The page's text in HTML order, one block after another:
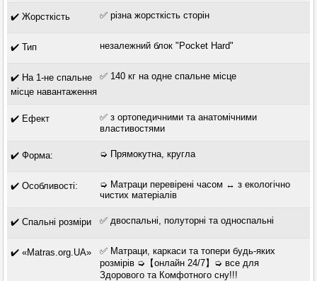
✔️ Жорсткість ✅ різна жорсткість сторін
✔️ Тип незалежний блок "Pocket Hard"
✔️ На 1-не спальне
місце навантаження
✅ 140 кг на одне спальне місце
✔️ Ефект
✅ з ортопедичними та анатомічними
властивостями
✔️ Форма: ➭ Прямокутна, кругла
✔️ Особливості:
➭ Матраци перевірені часом ↔ з екологічно
чистих матеріалів
✔️ Спальні розміри ✅ двоспальні, полуторні та односпальні
✔️ «Matras.org.UA»
✅ Матраци, каркаси та топери будь-яких
розмірів ➭【онлайн 24/7】➭ все для
Здорового та Комфотного сну!!!